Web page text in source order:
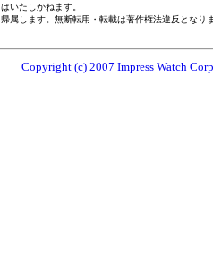
いたしかねます。
属します。無断転用・転載は著作権法違反とな
Copyright (c) 2007 Impress Watch